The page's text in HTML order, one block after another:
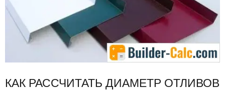
КАК РАССЧИТАТЬ ДИАМЕТР ОТЛИВОВ